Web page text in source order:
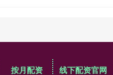
按月配资 线下配资官网